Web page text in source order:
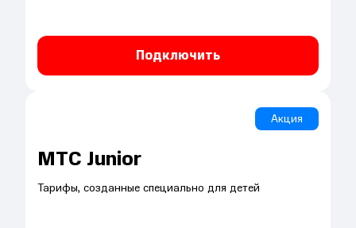
Подключить
Акция
МТС Junior
Тарифы, созданные специально для детей